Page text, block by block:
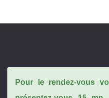
Pour le rendez-vous